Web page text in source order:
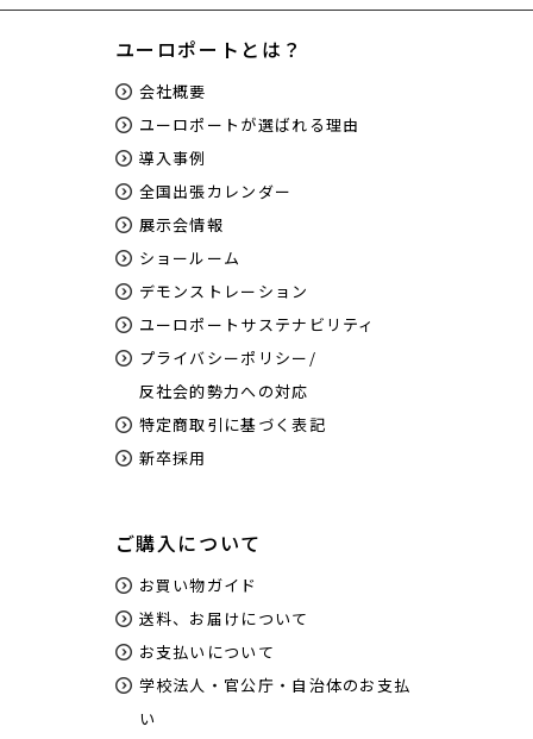
ユーロポートとは？
会社概要
ユーロポートが選ばれる理由
導入事例
全国出張カレンダー
展示会情報
ショールーム
デモンストレーション
ユーロポートサステナビリティ
プライバシーポリシー/
反社会的勢力への対応
特定商取引に基づく表記
新卒採用
ご購入について
お買い物ガイド
送料、お届けについて
お支払いについて
学校法人・官公庁・自治体のお支払
い